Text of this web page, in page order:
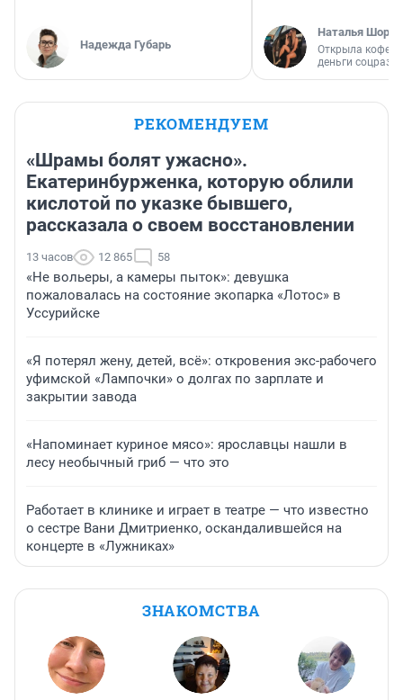
Надежда Губарь
Наталья
Открыла
деньги
РЕКОМЕНДУЕМ
«Шрамы болят ужасно».
Екатеринбурженка, которую облили
кислотой по указке бывшего,
рассказала о своем восстановлении
13 часов 12 865 58
«Не вольеры, а камеры пыток»: девушка
пожаловалась на состояние экопарка «Лотос» в
Уссурийске
«Я потерял жену, детей, всё»: откровения экс-рабочего
уфимской «Лампочки» о долгах по зарплате и
закрытии завода
«Напоминает куриное мясо»: ярославцы нашли в
лесу необычный гриб — что это
Работает в клинике и играет в театре — что известно
о сестре Вани Дмитриенко, оскандалившейся на
концерте в «Лужниках»
ЗНАКОМСТВА